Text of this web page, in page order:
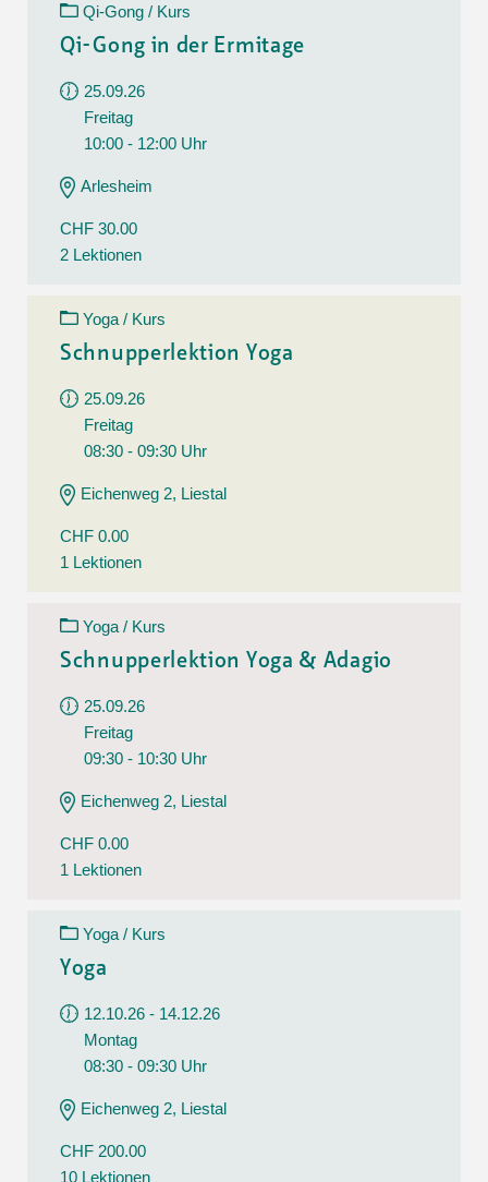
Qi-Gong / Kurs
Qi-Gong in der Ermitage
25.09.26
Freitag
10:00 - 12:00 Uhr
Arlesheim
CHF 30.00
2 Lektionen
Yoga / Kurs
Schnupperlektion Yoga
25.09.26
Freitag
08:30 - 09:30 Uhr
Eichenweg 2, Liestal
CHF 0.00
1 Lektionen
Yoga / Kurs
Schnupperlektion Yoga & Adagio
25.09.26
Freitag
09:30 - 10:30 Uhr
Eichenweg 2, Liestal
CHF 0.00
1 Lektionen
Yoga / Kurs
Yoga
12.10.26 - 14.12.26
Montag
08:30 - 09:30 Uhr
Eichenweg 2, Liestal
CHF 200.00
10 Lektionen